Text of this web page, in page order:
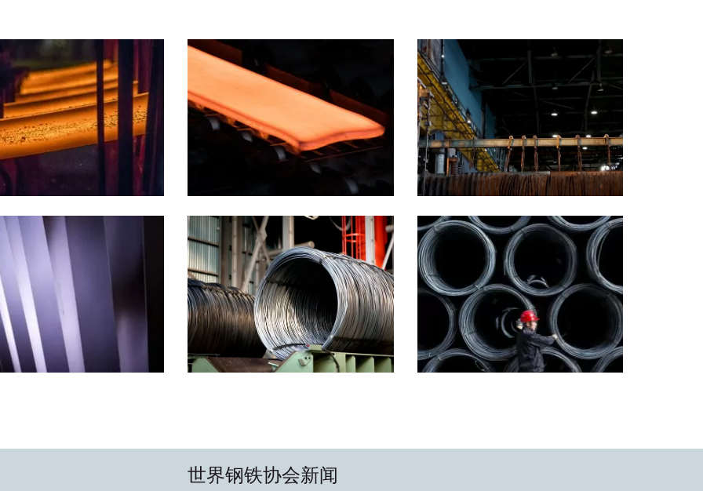
世界钢铁协会新闻